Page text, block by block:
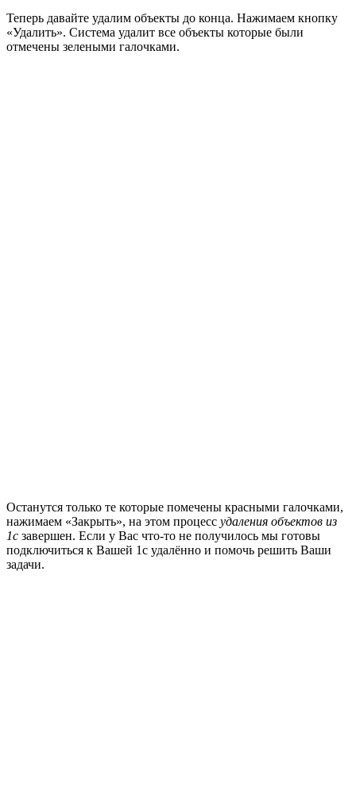
Теперь давайте удалим объекты до конца. Нажимаем кнопку
«Удалить». Система удалит все объекты которые были
отмечены зелеными галочками.
Останутся только те которые помечены красными галочками,
нажимаем «Закрыть», на этом процесс удаления объектов из
1с завершен. Если у Вас что-то не получилось мы готовы
подключиться к Вашей 1с удалённо и помочь решить Ваши
задачи.